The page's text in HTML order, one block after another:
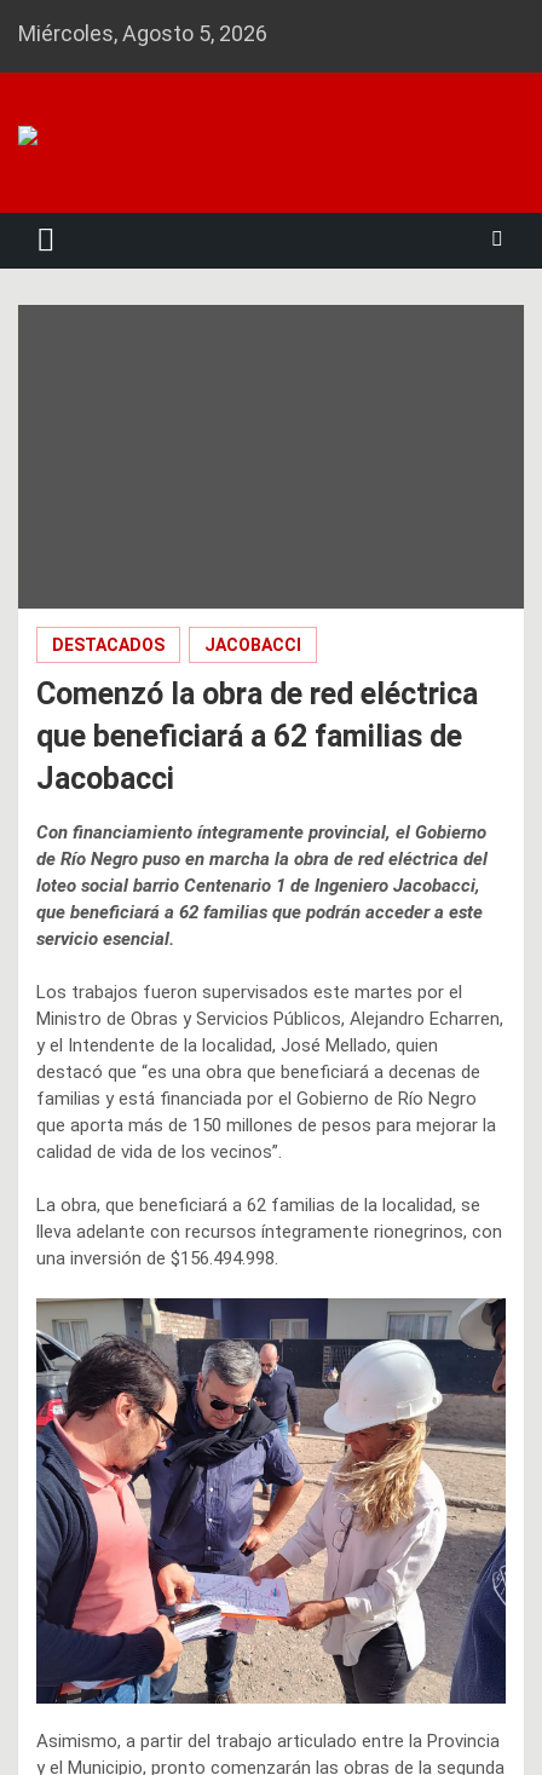
Miércoles, Agosto 5, 2026
DESTACADOS JACOBACCI
Comenzó la obra de red eléctrica
que beneficiará a 62 familias de
Jacobacci
Con financiamiento íntegramente provincial, el Gobierno
de Río Negro puso en marcha la obra de red eléctrica del
loteo social barrio Centenario 1 de Ingeniero Jacobacci,
que beneficiará a 62 familias que podrán acceder a este
servicio esencial.
Los trabajos fueron supervisados este martes por el
Ministro de Obras y Servicios Públicos, Alejandro Echarren,
y el Intendente de la localidad, José Mellado, quien
destacó que “es una obra que beneficiará a decenas de
familias y está financiada por el Gobierno de Río Negro
que aporta más de 150 millones de pesos para mejorar la
calidad de vida de los vecinos”.
La obra, que beneficiará a 62 familias de la localidad, se
lleva adelante con recursos íntegramente rionegrinos, con
una inversión de $156.494.998.
Asimismo, a partir del trabajo articulado entre la Provincia
y el Municipio, pronto comenzarán las obras de la segunda